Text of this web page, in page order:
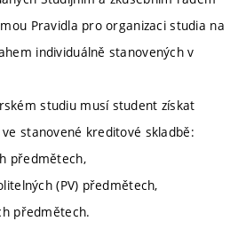
Pravidla pro organizaci studia na
individuálně stanovených v
studiu musí student získat
stanovené kreditové skladbě:
předmětech,
(PV) předmětech,
předmětech.